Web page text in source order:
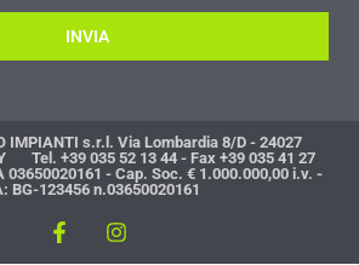
INVIA
IMPIANTI s.r.l. Via Lombardia 8/D - 24027
Tel. +39 035 52 13 44 - Fax +39 035 41 27
- Cap. Soc. € 1.000.000,00 i.v. -
BG-123456 n.03650020161